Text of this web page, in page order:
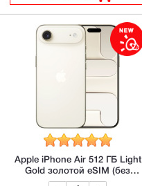
Apple iPhone Air 512 ГБ Light
Gold золотой eSIM (без
RuStore)